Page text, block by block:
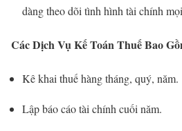
dàng theo dõi tình hình tài chính
Các Dịch Vụ Kế Toán Thuế Bao
Kê khai thuế hàng tháng, quý, năm.
Lập báo cáo tài chính cuối năm.